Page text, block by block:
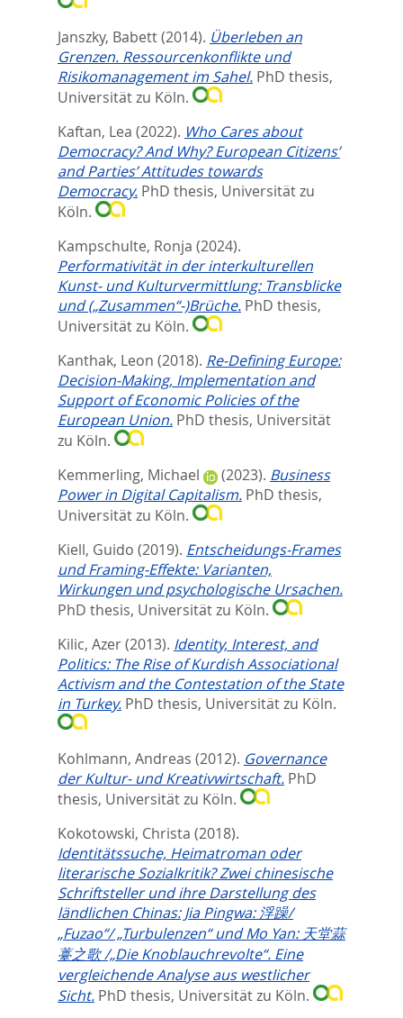
Janszky, Babett(2014). Überleben an
Grenzen. Ressourcenkonflikte und
Risikomanagement im Sahel. PhD thesis,
Universität zu Köln.
Kaftan, Lea (2022). Who Cares about
Democracy? And Why? European Citizens’
and Parties’ Attitudes towards
Democracy. PhD thesis, Universität zu
Köln.
Kampschulte, Ronja (2024).
Performativität in der interkulturellen
Kunst- und Kulturvermittlung: Transblicke
und („Zusammen“-)Brüche. PhD thesis,
Universität zu Köln.
Kanthak, Leon (2018). Re-Defining Europe:
Decision-Making, Implementation and
Support of Economic Policies of the
European Union. PhD thesis, Universität
zu Köln.
Kemmerling, Michael
(2023). Business
Power in Digital Capitalism. PhD thesis,
Universität zu Köln.
Kiell, Guido (2019). Entscheidungs-Frames
und Framing-Effekte: Varianten,
Wirkungen und psychologische Ursachen.
PhD thesis, Universität zu Köln.
Kilic, Azer(2013). Identity, Interest, and
Politics: The Rise of Kurdish Associational
Activism and the Contestation of the State
in Turkey. PhD thesis, Universität zu Köln.
Kohlmann, Andreas (2012). Governance
der Kultur- und Kreativwirtschaft. PhD
thesis, Universität zu Köln.
Kokotowski, Christa (2018).
Identitätssuche, Heimatroman oder
literarische Sozialkritik? Zwei chinesische
Schriftsteller und ihre Darstellung des
ländlichen Chinas: Jia Pingwa: 浮躁/
„Fuzao“/ „Turbulenzen“ und Mo Yan: 天堂蒜
薹之歌 /„Die Knoblauchrevolte“. Eine
vergleichende Analyse aus westlicher
Sicht. PhD thesis, Universität zu Köln.